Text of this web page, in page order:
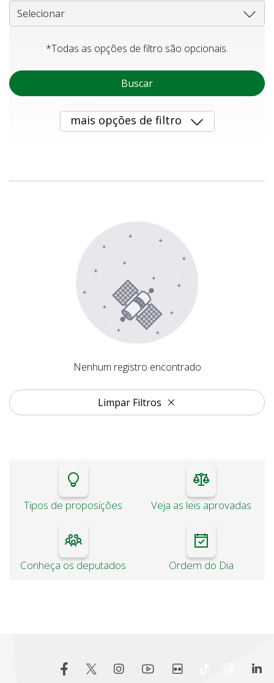
Selecionar
*Todas as opções de filtro são opcionais.
Buscar
mais opções de filtro
Nenhum registro encontrado
Nenhum registro encontrado
Limpar Filtros
Tipos de proposições Veja as leis aprovadas
Conheça os deputados Ordem do Dia